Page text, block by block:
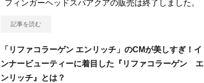
フィンガーヘッドスパアクアの販売は終了しました。
記事を読む
「リファコラーゲン エンリッチ」のCMが美しすぎ！イ
ンナービューティーに着目した『リファコラーゲン エ
ンリッチ』とは？